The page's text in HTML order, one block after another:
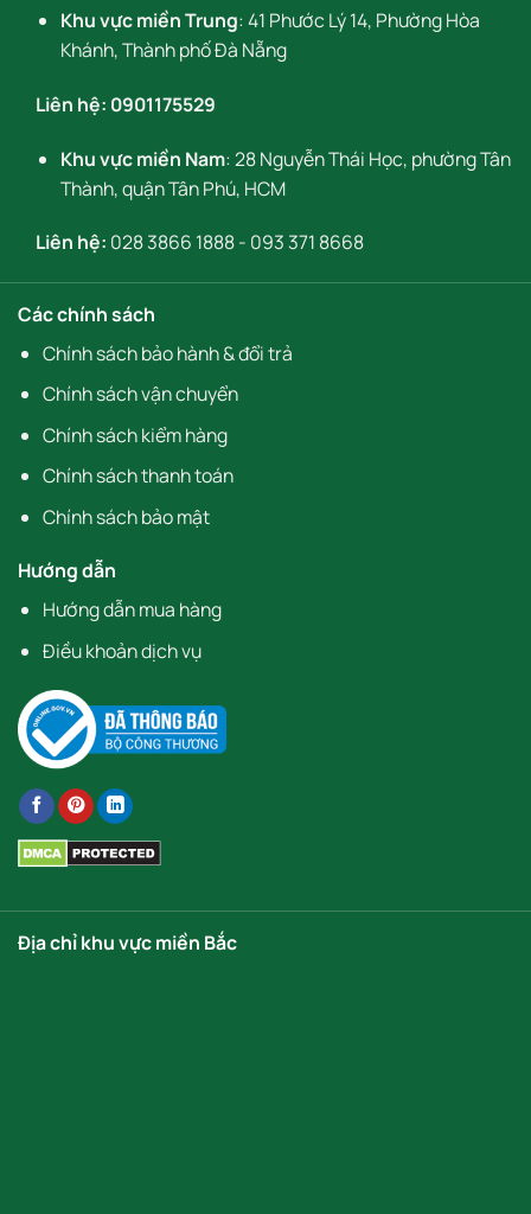
Khu vực miền Trung: 41 Phước Lý 14, Phường Hòa
Khánh, Thành phố Đà Nẵng
Liên hệ: 0901175529
Khu vực miền Nam: 28 Nguyễn Thái Học, phường Tân
Thành, quận Tân Phú, HCM
Liên hệ: 028 3866 1888- 093 371 8668
Các chính sách
Chính sách bảo hành & đổi trả
Chính sách vận chuyển
Chính sách kiểm hàng
Chính sách thanh toán
Chính sách bảo mật
Hướng dẫn
Hướng dẫn mua hàng
Điều khoản dịch vụ
Địa chỉ khu vực miền Bắc